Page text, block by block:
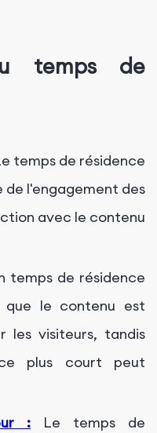
temps de
temps de résidence
l'engagement des
avec le contenu
temps de résidence
que le contenu est
les visiteurs, tandis
plus court peut
: Le temps de